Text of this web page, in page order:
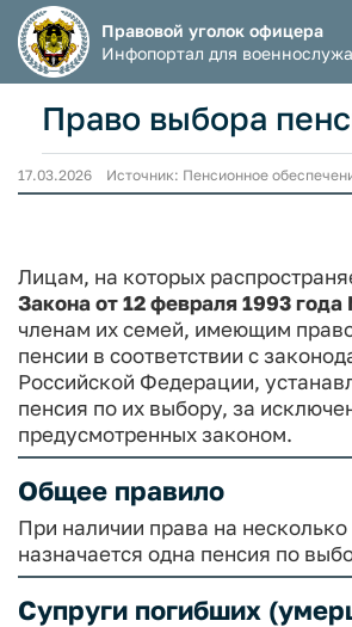
Правовой уголок офицера
Инфопортал для
Право выбора
17.03.2026 Источник: Пенсионное
Лицам, на которых
Закона от 12 февраля 1993
членам их семей, имеющим
пенсии в соответствии с
Российской Федерации,
пенсия по их выбору, за
предусмотренных законом.
Общее правило
При наличии права на несколько
назначается одна пенсия по
Супруги погибших